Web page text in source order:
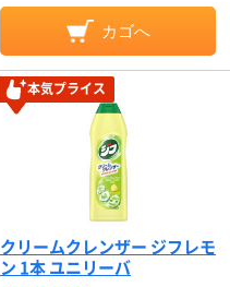
カゴへ
本気プライス
クリームクレンザー ジフレモ
ン 1本 ユニリーバ